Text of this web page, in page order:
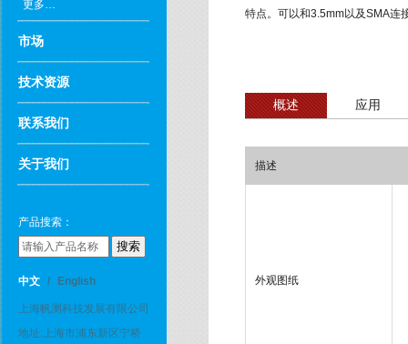
更多…
市场
技术资源
联系我们
关于我们
产品搜索：
中文 / English
上海帆测科技发展有限公司
地址:上海市浦东新区宁桥
特点。可以和3.5mm以及SMA连
概述 应用
描述
外观图纸